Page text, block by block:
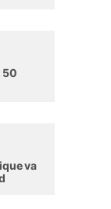
50
va